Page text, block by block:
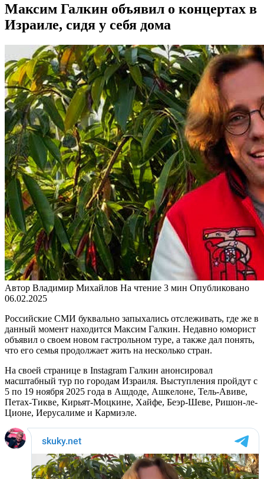
Максим Галкин объявил о концертах в
Израиле, сидя у себя дома
Автор Владимир Михайлов На чтение 3 мин Опубликовано
06.02.2025
Российские СМИ буквально запыхались отслеживать, где же в
данный момент находится Максим Галкин. Недавно юморист
объявил о своем новом гастрольном туре, а также дал понять,
что его семья продолжает жить на несколько стран.
На своей странице в Instagram Галкин анонсировал
масштабный тур по городам Израиля. Выступления пройдут с
5 по 19 ноября 2025 года в Ашдоде, Ашкелоне, Тель-Авиве,
Петах-Тикве, Кирьят-Моцкине, Хайфе, Беэр-Шеве, Ришон-ле-
Ционе, Иерусалиме и Кармиэле.